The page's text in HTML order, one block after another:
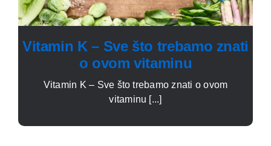
Vitamin K – Sve što trebamo znati
o ovom vitaminu
Vitamin K – Sve što trebamo znati o ovom
vitaminu [...]